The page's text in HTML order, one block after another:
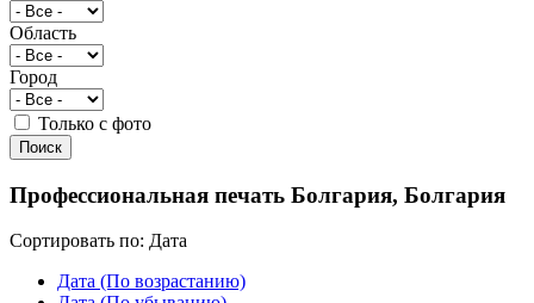
Область
Город
Только с фото
Профессиональная печать Болгария, Болгария
Сортировать по: Дата
Дата (По возрастанию)